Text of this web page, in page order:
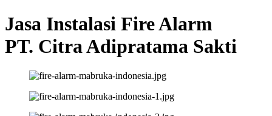
Jasa Instalasi Fire Alarm
PT. Citra Adipratama Sakti